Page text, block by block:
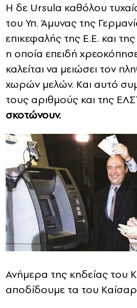
Η δε Ursula καθόλου
του Υπ. Άμυνας της
επικεφαλής της Ε.Ε. και
η οποία επειδή
καλείται να μειώσει τον
χωρών μελών. Και αυτό
τους αριθμούς και της
σκοτώνουν.
Ανήμερα της κηδείας του
αποδίδουμε τα του